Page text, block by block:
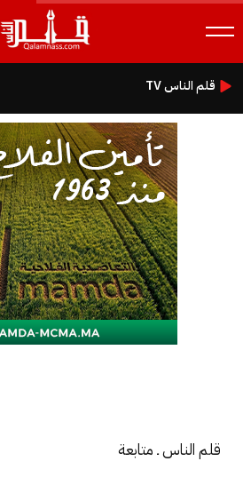
قلم الناس TV
قلم الناس ـ متابعة